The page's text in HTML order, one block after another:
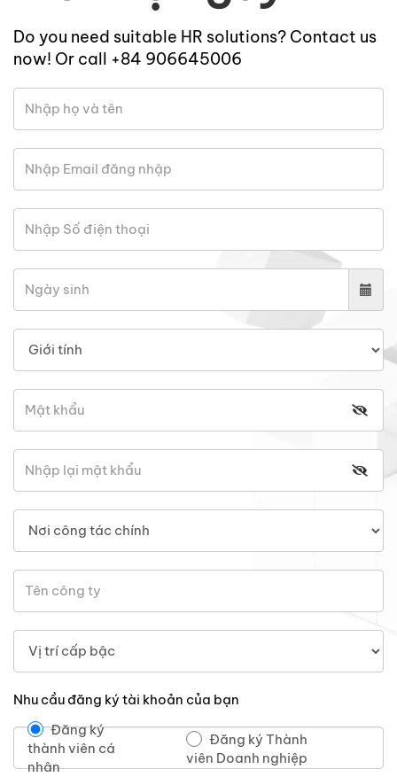
Do you need suitable HR solutions? Contact us
now! Or call +84 906645006
Nhu cầu đăng ký tài khoản của bạn
Đăng ký
thành viên cá
nhân
Đăng ký Thành
viên Doanh nghiệp